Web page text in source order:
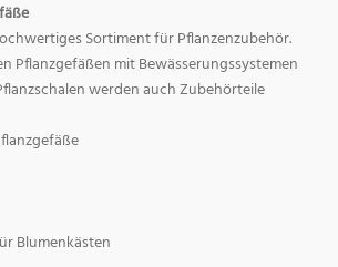
Sortiment für Pflanzenzubehör.
Pflanzgefäßen mit Bewässerungssystemen
werden auch Zubehörteile
Blumenkästen